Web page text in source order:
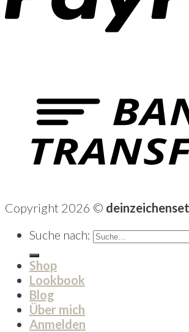
Copyright 2026 ©
Suche nach:
Shop
Lookbook
Blog
Über mich
Anmelden